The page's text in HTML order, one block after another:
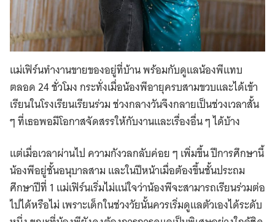
แม่เฟิร์นทำงานขายของอยู่ที่บ้าน พร้อมกับดูแลน้องพีแทบ
ตลอด 24 ชั่วโมง กระทั่งเมื่อน้องพีอายุครบสามขวบและได้เข้า
เรียนในโรงเรียนเรียนร่วม ช่วงกลางวันจึงกลายเป็นช่วงเวลาสั้น
ๆ ที่เธอพอมีโอกาสจัดสรรให้กับงานและเรื่องอื่น ๆ ได้บ้าง
แต่เมื่อเวลาผ่านไป ความกังวลกลับค่อย ๆ เพิ่มขึ้น ปีการศึกษานี้
น้องพีอยู่ชั้นอนุบาลสาม และในปีหน้าเมื่อต้องขึ้นชั้นประถม
ศึกษาปีที่ 1 แม่เฟิร์นเริ่มไม่แน่ใจว่าน้องพีจะสามารถเรียนร่วมต่อ
ไปได้หรือไม่ เพราะเด็กในช่วงวัยนั้นควรเริ่มดูแลตัวเองได้ระดับ